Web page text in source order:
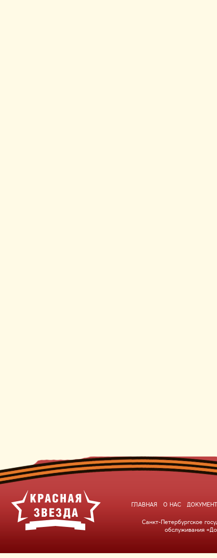
ГЛАВНАЯ О НАС
Санкт-Петербургское
обслуживания